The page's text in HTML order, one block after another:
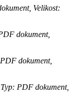
Velikost:
dokument,
dokument,
PDF dokument,